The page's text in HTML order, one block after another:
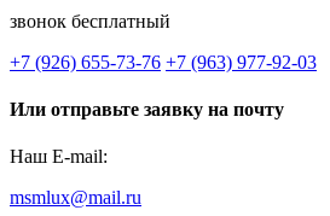
звонок бесплатный
+7 (926) 655-73-76 +7 (963) 977-92-03
Или отправьте заявку на почту
Наш E-mail:
msmlux@mail.ru